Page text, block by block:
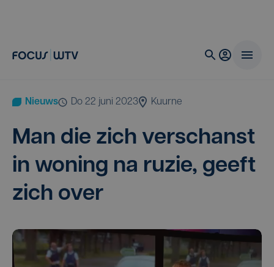
Nieuws do 22 juni 2023 Kuurne
Man die zich ver­schanst
in woning na ruzie, geeft
zich over